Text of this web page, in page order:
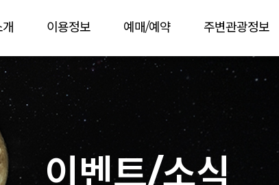
이용정보 예매/예약 주변관광정보
이벤트/소식